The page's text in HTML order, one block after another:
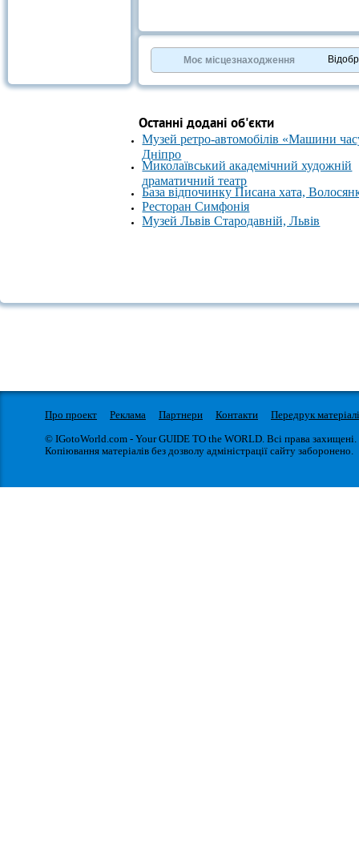
Моє місцезнаходження
Останні додані об'єкти
Музей ретро-автомобілів «Машини
Дніпро
Миколаївський академічний художній
драматичний театр
База відпочинку Писана хата,
Ресторан Симфонія
Музей Львів Стародавній, Львів
Про проект Реклама Партнери Контакти
Передрук
© IGotoWorld.com - Your GUIDE TO the WORLD. Всі права захищені.
Копіювання матеріалів без дозволу адміністрації сайту заборонено.